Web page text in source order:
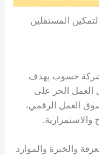
المستقلين
شركة حسوب بهدف
العمل الحر على
العمل الرقمي،
والخبرة والموارد